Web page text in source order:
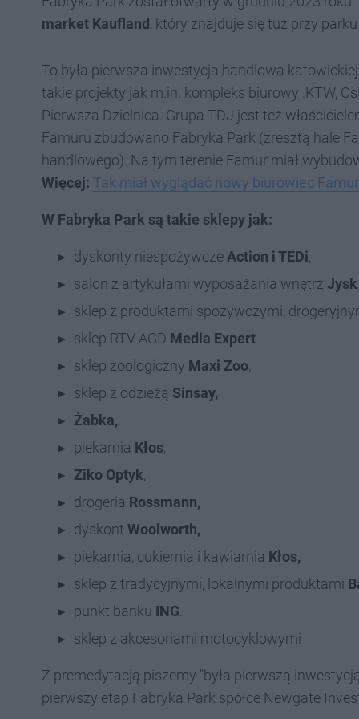
market Kaufland
, który znajduje się tuż przy
To była pierwsza inwestycja handlowa
takie projekty jak m.in. kompleks biurowy .KTW,
Pierwsza Dzielnica. Grupa TDJ jest też
Famuru zbudowano Fabryka Park (zresztą hale
handlowego). Na tym terenie Famur miał
Więcej: Tak miał wyglądać nowy biurowiec
W Fabryka Park są takie sklepy jak:
dyskonty niespożywcze Action i TEDi
salon z artykułami wyposażania wnętrz Jysk
sklep z produktami spożywczymi,
sklep RTV AGD Media Expert
sklep zoologiczny Maxi Zoo
sklep z odzieżą Sinsay,
Żabka,
piekarnia Kłos
Ziko Optyk
drogeria Rossmann,
dyskont Woolworth,
piekarnia, cukiernia i kawiarnia Kłos,
sklep z tradycyjnymi, lokalnymi produktami
punkt banku ING
sklep z akcesoriami motocyklowymi
Z premedytacją piszemy "była pierwszą
pierwszy etap Fabryka Park spółce Newgate